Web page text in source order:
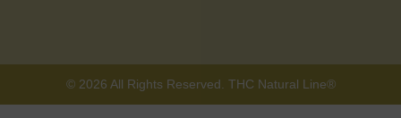
© 2026 All Rights Reserved. THC Natural Line®